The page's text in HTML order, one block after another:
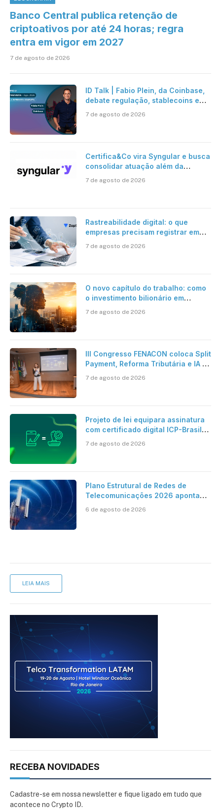
Banco Central publica retenção de
criptoativos por até 24 horas; regra
entra em vigor em 2027
7 de agosto de 2026
ID Talk | Fabio Plein, da Coinbase,
debate regulação, stablecoins e
7 de agosto de 2026
Certifica&Co vira Syngular e busca
consolidar atuação além da
7 de agosto de 2026
Rastreabilidade digital: o que
empresas precisam registrar em
7 de agosto de 2026
O novo capítulo do trabalho: como
o investimento bilionário em
verdadeira era da inteligência
7 de agosto de 2026
III Congresso FENACON coloca Split
Payment, Reforma Tributária e IA no
7 de agosto de 2026
Projeto de lei equipara assinatura
com certificado digital ICP-Brasil
cartório
7 de agosto de 2026
Plano Estrutural de Redes de
Telecomunicações 2026 aponta
mantém desafio
6 de agosto de 2026
LEIA MAIS
RECEBA NOVIDADES
Cadastre-se em nossa newsletter e fique ligado em tudo que
acontece no Crypto ID.